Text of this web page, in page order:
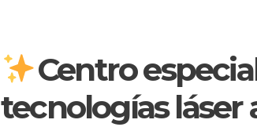
Centro
tecnologías láser